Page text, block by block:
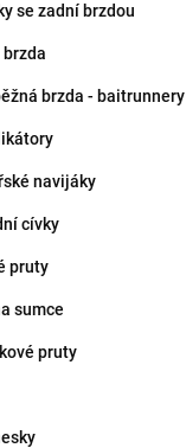
se zadní brzdou
brzda
brzda - baitrunnery
navijáky
cívky
pruty
sumce
pruty